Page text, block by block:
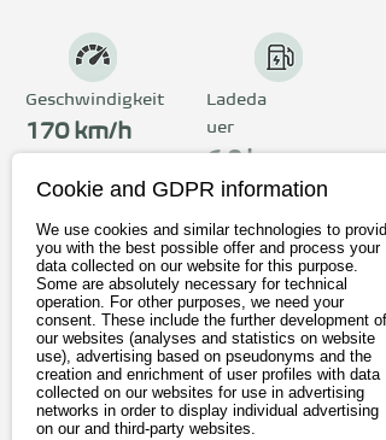
Geschwindigkeit
170 km/h
Ladeda
uer
6,0 h
Preis
ab 41.990€
inkl. 19% MwSt.
Zum Anbieter
Cookie and GDPR information
We use cookies and similar technologies to provide
you with the best possible offer and process your
data collected on our website for this purpose.
Some are absolutely necessary for technical
operation. For other purposes, we need your
consent. These include the further development of
our websites (analyses and statistics on website
use), advertising based on pseudonyms and the
creation and enrichment of user profiles with data
collected on our websites for use in advertising
networks in order to display individual advertising
on our and third-party websites.